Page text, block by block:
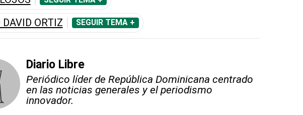
DAVID ORTIZ SEGUIR TEMA +
Diario Libre
Periódico líder de República Dominicana centrado
en las noticias generales y el periodismo
innovador.